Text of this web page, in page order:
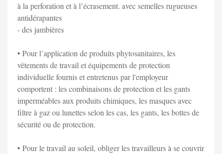
à la perforation et à l’écrasement. avec semelles rugueuses
antidérapantes
- des jambières
• Pour l’application de produits phytosanitaires, les
vêtements de travail et équipements de protection
individuelle fournis et entretenus par l'employeur
comportent : les combinaisons de protection et les gants
imperméables aux produits chimiques, les masques avec
filtre à gaz ou lunettes selon les cas, les gants, les bottes de
sécurité ou de protection.
• Pour le travail au soleil, obliger les travailleurs à se couvrir